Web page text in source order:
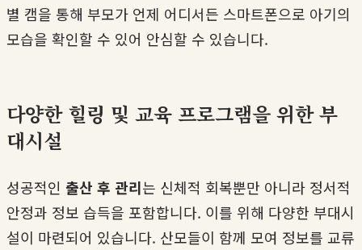
별 캠을 통해 부모가 언제 어디서든 스마트폰으로 아기의
모습을 확인할 수 있어 안심할 수 있습니다.
다양한 힐링 및 교육 프로그램을 위한 부
대시설
성공적인 출산 후 관리는 신체적 회복뿐만 아니라 정서적
안정과 정보 습득을 포함합니다. 이를 위해 다양한 부대시
설이 마련되어 있습니다. 산모들이 함께 모여 정보를 교류